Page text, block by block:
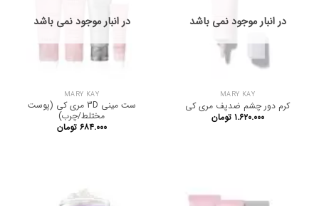
در انبار موجود نمی باشد
MARY KAY
کرم دور چشم ضدپف مری کی
۱.۶۲۰.۰۰۰ تومان
در انبار موجود نمی باشد
MARY KAY
ست مینی 3D مری کی (پوست
مختلط/چرب)
۶۸۴.۰۰۰ تومان